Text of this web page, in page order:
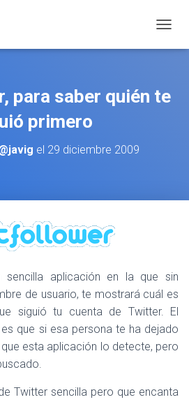
para saber quién te
primero
el 29 diciembre 2009
sencilla aplicación en la que sin
de usuario, te mostrará cuál es
siguió tu cuenta de Twitter. El
que si esa persona te ha dejado
esta aplicación lo detecte, pero
Twitter sencilla pero que encanta